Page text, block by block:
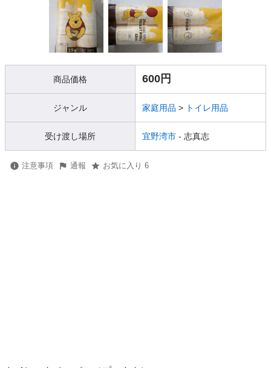
商品価格 600円
ジャンル 家庭用品 > トイレ用品
受け渡し場所 宜野湾市 - 志真志
注意事項 通報 お気に入り 6